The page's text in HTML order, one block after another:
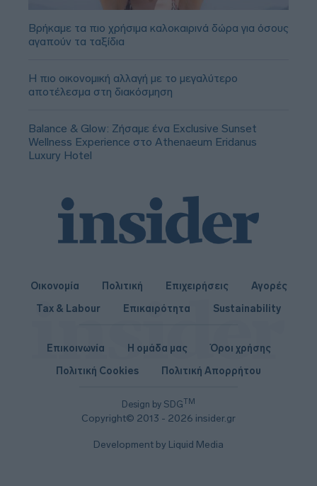
Βρήκαμε τα πιο χρήσιμα καλοκαιρινά δώρα για όσους
αγαπούν τα ταξίδια
Η πιο οικονομική αλλαγή με το μεγαλύτερο
αποτέλεσμα στη διακόσμηση
Balance & Glow: Ζήσαμε ένα Exclusive Sunset
Wellness Experience στο Athenaeum Eridanus
Luxury Hotel
Οικονομία Πολιτική Επιχειρήσεις
Αγορές
Tax & Labour
Επικαιρότητα Sustainability
Design by SDGTM
Copyright© 2013 - 2026 insider.gr
Επικοινωνία Η ομάδα μας
Όροι χρήσης
Πολιτική Cookies
Πολιτική Απορρήτου
Development by Liquid Media